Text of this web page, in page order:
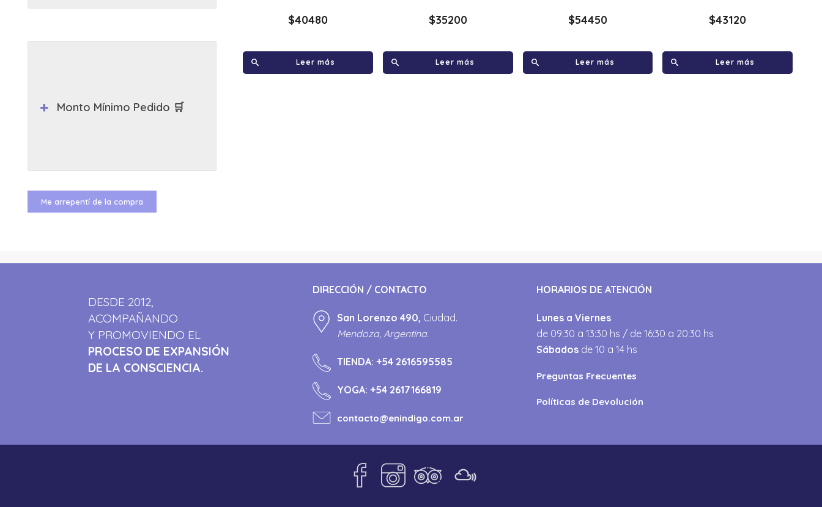
$40480
Leer más
$35200
Leer más
$54450
Leer más
$43120
Leer más
Monto Mínimo Pedido 🛒
Me arrepentí de la compra
DESDE 2012,
ACOMPAÑANDO
Y PROMOVIENDO EL
PROCESO DE EXPANSIÓN
DE LA CONSCIENCIA.
DIRECCIÓN / CONTACTO
San Lorenzo 490, Ciudad.
Mendoza, Argentina.
TIENDA: +54 2616595585
YOGA: +54 2617166819
contacto@enindigo.com.ar
HORARIOS DE ATENCIÓN
Lunes a Viernes
de 09:30 a 13:30 hs / de 16:30 a 20:30 hs
Sábados de 10 a 14 hs
Preguntas Frecuentes
Políticas de Devolución